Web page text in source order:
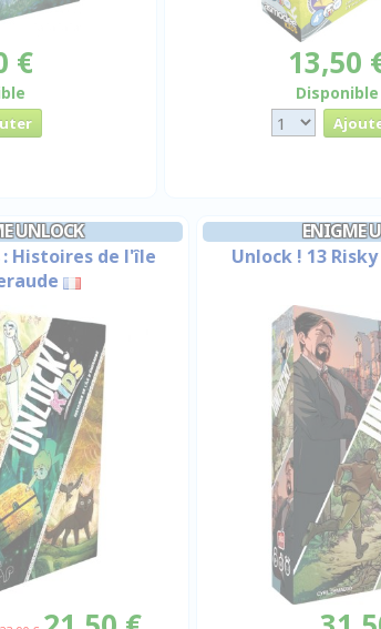
€ 13,50
Disponible
UNLOCK
: Histoires de l'île
ENIGME
Unlock ! 13